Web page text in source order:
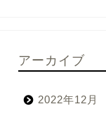
アーカイブ
2022年12月